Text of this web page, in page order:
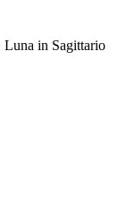
Luna in Sagittario